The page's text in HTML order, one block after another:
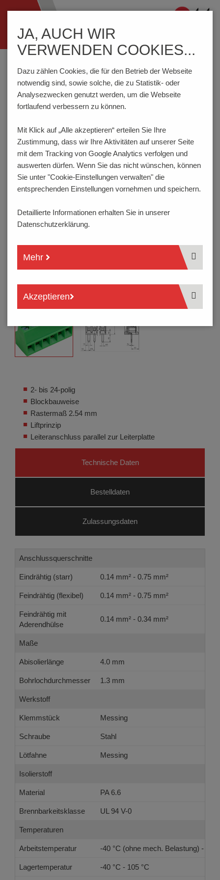
ein-/ausblenden
Home Komponenten
Anschlusstechnik
AKZ692/..-2.54-V-GRÜN
AKZ692/..-2.54-V-GRÜN
2- bis 24-polig
Blockbauweise
Rastermaß 2.54 mm
Liftprinzip
Leiteranschluss parallel zur Leiterplatte
Technische Daten
Bestelldaten
Zulassungsdaten
Anschlussquerschnitte
Eindrähtig (starr) 0.14 mm² - 0.75 mm²
Feindrähtig (flexibel) 0.14 mm² - 0.75 mm²
Feindrähtig mit
Aderendhülse
0.14 mm² - 0.34 mm²
Maße
Abisolierlänge 4.0 mm
Bohrlochdurchmesser 1.3 mm
Werkstoff
Klemmstück Messing
Schraube Stahl
Lötfahne Messing
Isolierstoff
Material PA 6.6
Brennbarkeitsklasse UL 94 V-0
Temperaturen
Arbeitstemperatur -40 °C (ohne mech. Belastung) - 105
Lagertemperatur -40 °C - 105 °C
JA, AUCH WIR
VERWENDEN COOKIES...
Dazu zählen Cookies, die für den Betrieb der Webseite
notwendig sind, sowie solche, die zu Statistik- oder
Analysezwecken genutzt werden, um die Webseite
fortlaufend verbessern zu können.
Mit Klick auf „Alle akzeptieren“ erteilen Sie Ihre
Zustimmung, dass wir Ihre Aktivitäten auf unserer Seite
mit dem Tracking von Google Analytics verfolgen und
auswerten dürfen. Wenn Sie das nicht wünschen, können
Sie unter "Cookie-Einstellungen verwalten" die
entsprechenden Einstellungen vornehmen und speichern.
Detaillierte Informationen erhalten Sie in unserer
Datenschutzerklärung.
Mehr
Akzeptieren